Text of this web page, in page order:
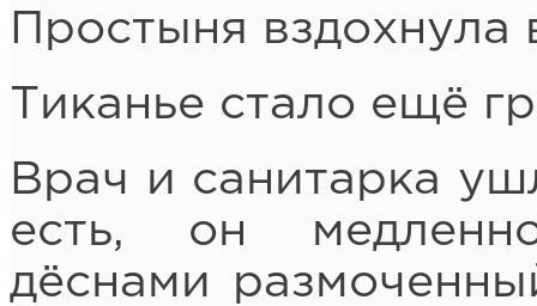
Простыня
Тиканье стало ещё
Врач и санитарка
есть, он
дёснами